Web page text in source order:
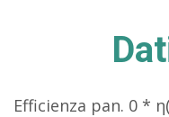
Efficienza pan. 0 *